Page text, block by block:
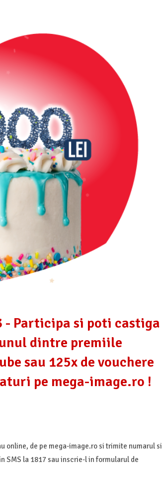
- Participa si poti castiga
dintre premiile
sau 125x de vouchere
pe mega-image.ro !
online, de pe mega-image.ro si trimite numarul si
la 1817 sau inscrie-l in formularul de